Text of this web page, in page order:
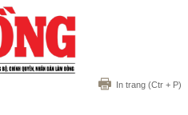
In trang (Ctr + P)